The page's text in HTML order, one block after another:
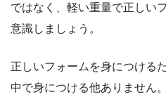
ではなく、軽い重量で正しい
意識しましょう。
正しいフォームを身につける
中で身につける他ありません